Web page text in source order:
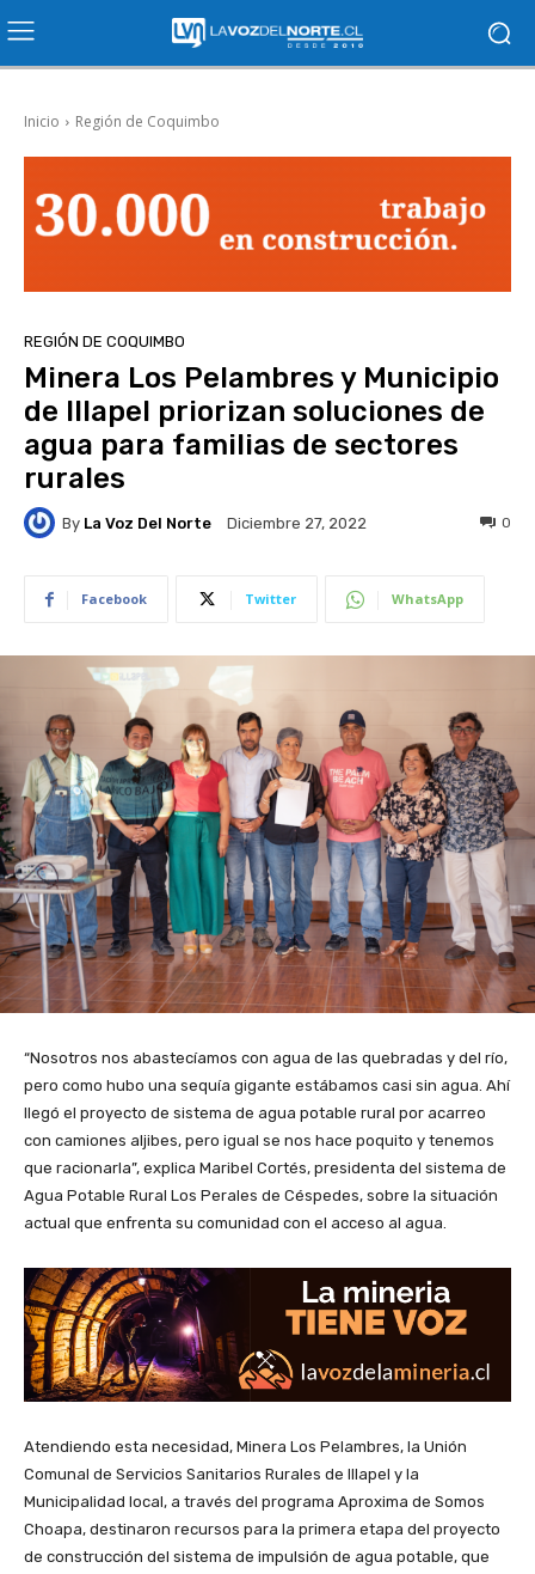
Inicio Región de Coquimbo
REGIÓN DE COQUIMBO
Minera Los Pelambres y Municipio
de Illapel priorizan soluciones de
agua para familias de sectores
rurales
By La Voz Del Norte Diciembre 27, 2022 0
Facebook Twitter WhatsApp
“Nosotros nos abastecíamos con agua de las quebradas y del río,
pero como hubo una sequía gigante estábamos casi sin agua. Ahí
llegó el proyecto de sistema de agua potable rural por acarreo
con camiones aljibes, pero igual se nos hace poquito y tenemos
que racionarla”, explica Maribel Cortés, presidenta del sistema de
Agua Potable Rural Los Perales de Céspedes, sobre la situación
actual que enfrenta su comunidad con el acceso al agua.
Atendiendo esta necesidad, Minera Los Pelambres, la Unión
Comunal de Servicios Sanitarios Rurales de Illapel y la
Municipalidad local, a través del programa Aproxima de Somos
Choapa, destinaron recursos para la primera etapa del proyecto
de construcción del sistema de impulsión de agua potable, que